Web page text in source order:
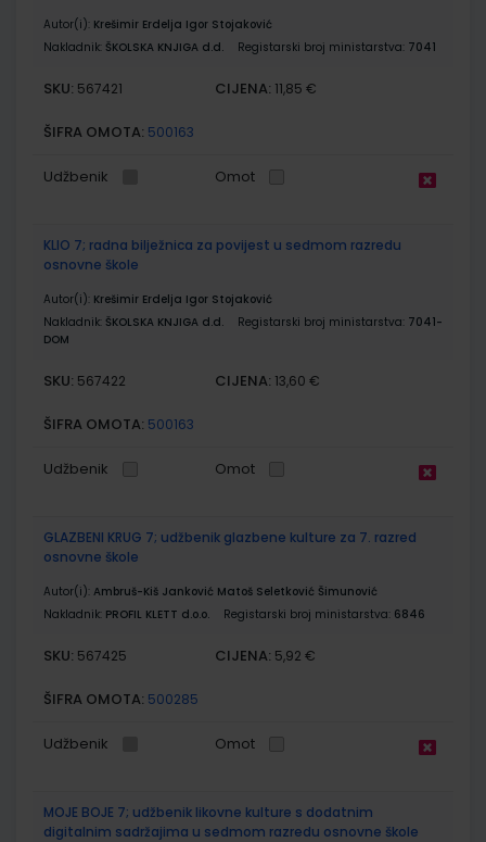
Autor(i): Krešimir Erdelja Igor Stojaković
Nakladnik: ŠKOLSKA KNJIGA d.d. Registarski broj ministarstva: 7041
SKU: 567421 CIJENA: 11,85 €
ŠIFRA OMOTA: 500163
Udžbenik Omot
KLIO 7; radna bilježnica za povijest u sedmom razredu
osnovne škole
Autor(i): Krešimir Erdelja Igor Stojaković
Nakladnik: ŠKOLSKA KNJIGA d.d. Registarski broj ministarstva: 7041-
DOM
SKU: 567422 CIJENA: 13,60 €
ŠIFRA OMOTA: 500163
Udžbenik Omot
GLAZBENI KRUG 7; udžbenik glazbene kulture za 7. razred
osnovne škole
Autor(i): Ambruš-Kiš Janković Matoš Seletković Šimunović
Nakladnik: PROFIL KLETT d.o.o. Registarski broj ministarstva: 6846
SKU: 567425 CIJENA: 5,92 €
ŠIFRA OMOTA: 500285
Udžbenik Omot
MOJE BOJE 7; udžbenik likovne kulture s dodatnim
digitalnim sadržajima u sedmom razredu osnovne škole